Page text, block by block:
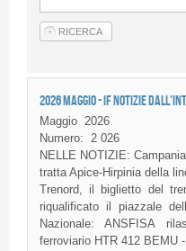
2026 MAGGIO - IF NOTIZIE
Maggio 2026
Numero: 2 026
NELLE NOTIZIE:
tratta Apice-Hirpinia della
Trenord, il biglietto del
riqualificato il piazzale
Nazionale: ANSFISA
ferroviario HTR 412 BEMU